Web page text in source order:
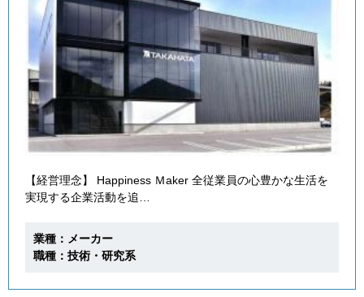
【経営理念】 Happiness Ｍaker 全従業員の心豊かな生活を
実現する企業活動を追…
業種：メーカー
職種：技術・研究系